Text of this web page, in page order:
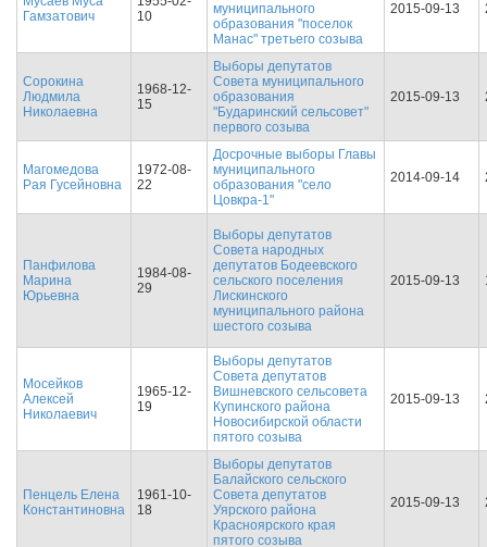
Гамзатович
10
муниципального
образования "поселок
Манас" третьего созыва
2015-09-13
Сорокина
Людмила
Николаевна
1968-12-
15
Выборы депутатов
Совета муниципального
образования
"Бударинский сельсовет"
первого созыва
2015-09-13
Магомедова
Рая Гусейновна
1972-08-
22
Досрочные выборы Главы
муниципального
образования "село
Цовкра-1"
2014-09-14
Панфилова
Марина
Юрьевна
1984-08-
29
Выборы депутатов
Совета народных
депутатов Бодеевского
сельского поселения
Лискинского
муниципального района
шестого созыва
2015-09-13
Мосейков
Алексей
Николаевич
1965-12-
19
Выборы депутатов
Совета депутатов
Вишневского сельсовета
Купинского района
Новосибирской области
пятого созыва
2015-09-13
Пенцель Елена
Константиновна
1961-10-
18
Выборы депутатов
Балайского сельского
Совета депутатов
Уярского района
Красноярского края
пятого созыва
2015-09-13